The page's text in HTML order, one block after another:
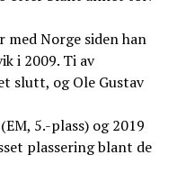
Norge siden han
i 2009. Ti av
slutt, og Ole Gustav
5.-plass) og 2019
plassering blant de